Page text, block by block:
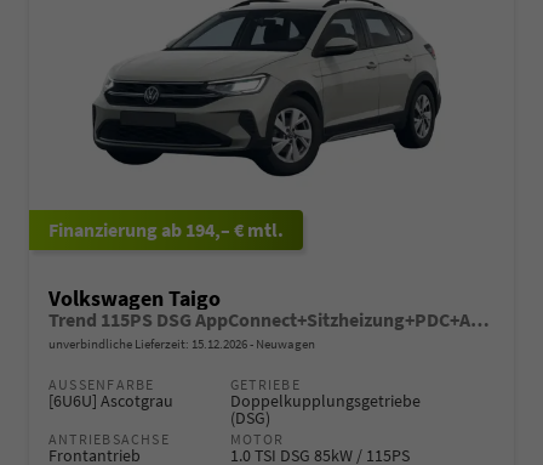
ab 194,– € mtl.
Volkswagen Taigo
Trend 115PS DSG AppConnect+Sitzheizung+PDC+Alu16+LED+DAB+FrontAssist
unverbindliche Lieferzeit: 15.12.2026 Neuwagen
AUSSENFARBE
[6U6U] Ascotgrau
GETRIEBE
Doppelkupplungsgetriebe
(DSG)
ANTRIEBSACHSE
Frontantrieb
MOTOR
1.0 TSI DSG 85kW / 115PS